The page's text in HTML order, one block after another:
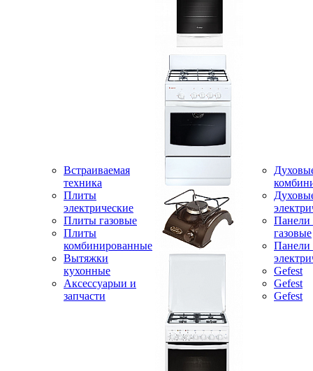
Встраиваемая
техника
Плиты
электрические
Плиты газовые
Плиты
комбинированные
Вытяжки
кухонные
Аксессуарыи и
запчасти
Панели
газовые
Панели
Gefest
Gefest
Gefest